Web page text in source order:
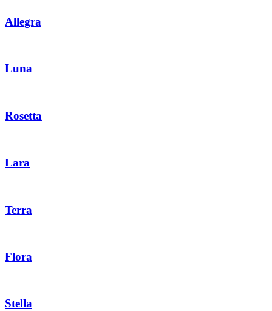
Allegra
Luna
Rosetta
Lara
Terra
Flora
Stella